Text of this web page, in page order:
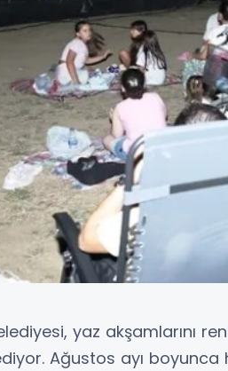
yaz akşamlarını
Ağustos ayı boyunca